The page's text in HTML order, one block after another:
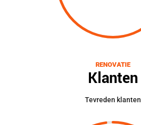
RENOVATIE
Klanten
Tevreden klanten